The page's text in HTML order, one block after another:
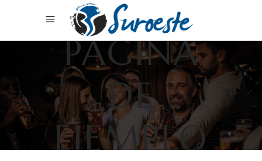
PÁGINA
DE
EJEMPLO